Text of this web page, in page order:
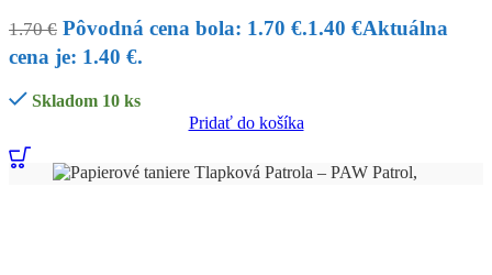
1.70€ Pôvodná cena bola: 1.70 €.1.40 €Aktuálna
cena je: 1.40 €.
Skladom 10 ks
Pridať do košíka